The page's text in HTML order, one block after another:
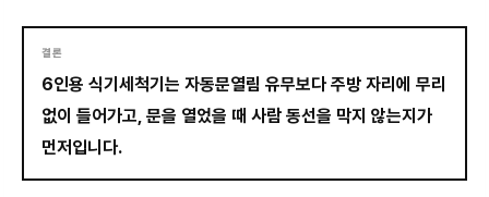
결론
6인용 식기세척기는 자동문열림 유무보다 주방 자리에 무리
없이 들어가고, 문을 열었을 때 사람 동선을 막지 않는지가
먼저입니다.